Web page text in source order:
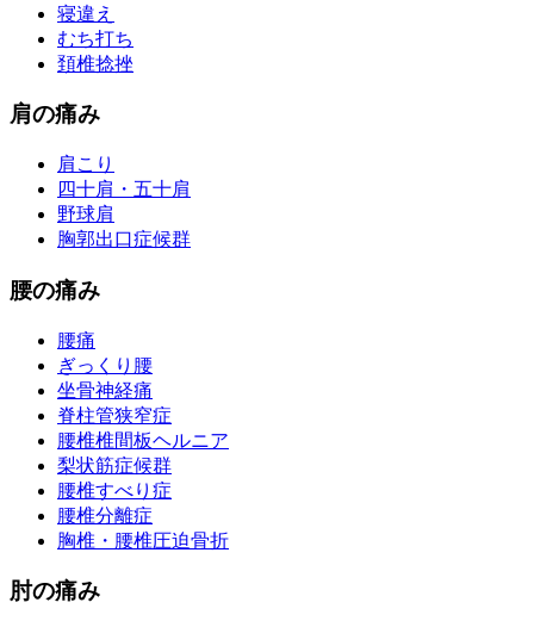
寝違え
むち打ち
頚椎捻挫
肩の痛み
肩こり
四十肩・五十肩
野球肩
胸郭出口症候群
腰の痛み
腰痛
ぎっくり腰
坐骨神経痛
脊柱管狭窄症
腰椎椎間板ヘルニア
梨状筋症候群
腰椎すべり症
腰椎分離症
胸椎・腰椎圧迫骨折
肘の痛み